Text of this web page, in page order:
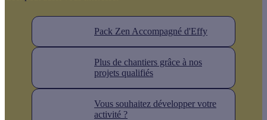
Pack Zen Accompagné d'Effy
Plus de chantiers grâce à nos
projets qualifiés
Vous souhaitez développer votre
activité ?